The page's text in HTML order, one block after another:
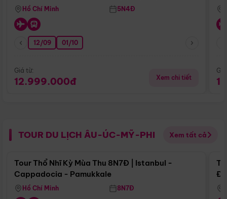
Hồ Chí Minh 5N4Đ
12/09 01/10
Giá từ:
12.999.000đ Xem chi tiết
TOUR DU LỊCH ÂU-ÚC-MỸ-PHI Xem tất cả
Điểm nổi bật
Tour Thổ Nhĩ Kỳ Mùa Thu 8N7Đ | Istanbul -
Cappadocia - Pamukkale
Hồ Chí Minh 8N7Đ